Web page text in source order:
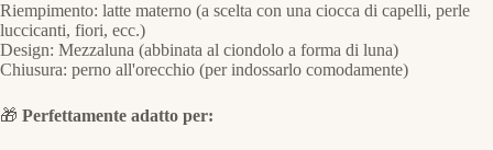
Riempimento: latte materno (a scelta con una ciocca di capelli, perle
luccicanti, fiori, ecc.)
Design: Mezzaluna (abbinata al ciondolo a forma di luna)
Chiusura: perno all'orecchio (per indossarlo comodamente)
🎁 Perfettamente adatto per: